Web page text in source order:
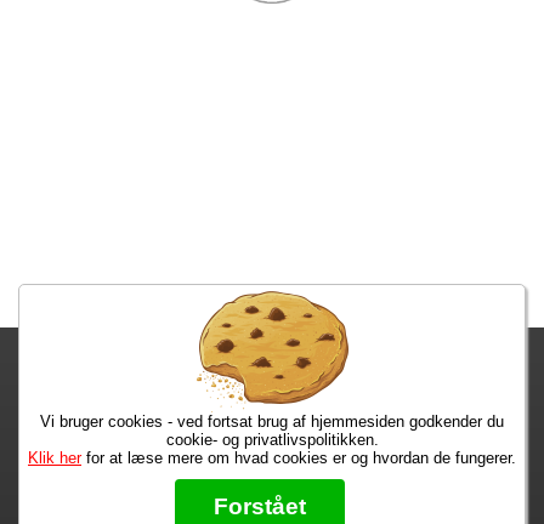
Fragtgebyret er DKK 59,95 • Fragtgebyret bortfalder ved køb over
DKK 299,00
Bestiller du inden kl. 13:00 har du dine varer på mandag!
Max 50 kr. Bøger til en 🐕
★★★★★
Læs hvad vores kunder siger om os på Trustpilot
Vi bruger cookies - ved fortsat brug af hjemmesiden godkender du
cookie- og privatlivspolitikken.
Klik herfor at læse mere om hvad cookies er og hvordan de fungerer.
Forstået